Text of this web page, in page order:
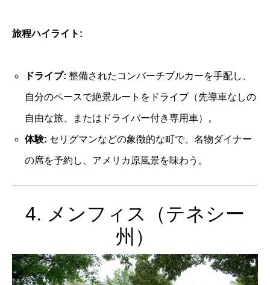
旅程ハイライト:
ドライブ: 整備されたコンバーチブルカーを手配し、
自分のペースで絶景ルートをドライブ（先導車なしの
自由な旅、またはドライバー付き専用車）。
体験: セリグマンなどの象徴的な町で、名物ダイナー
の席を予約し、アメリカ原風景を味わう。
4. メンフィス（テネシー
州）